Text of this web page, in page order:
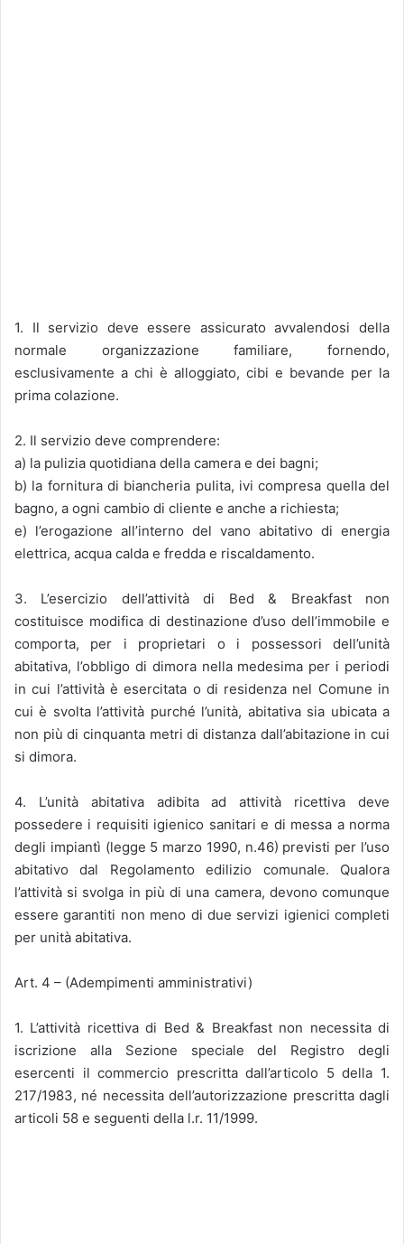
1. Il servizio deve essere assicurato avvalendosi della
normale organizzazione familiare, fornendo,
esclusivamente a chi è alloggiato, cibi e bevande per la
prima colazione.
2. Il servizio deve comprendere:
a) la pulizia quotidiana della camera e dei bagni;
b) la fornitura di biancheria pulita, ivi compresa quella del
bagno, a ogni cambio di cliente e anche a richiesta;
e) l’erogazione all’interno del vano abitativo di energia
elettrica, acqua calda e fredda e riscaldamento.
3. L’esercizio dell’attività di Bed & Breakfast non
costituisce modifica di destinazione d’uso dell’immobile e
comporta, per i proprietari o i possessori dell’unità
abitativa, l’obbligo di dimora nella medesima per i periodi
in cui l’attività è esercitata o di residenza nel Comune in
cui è svolta l’attività purché l’unità, abitativa sia ubicata a
non più di cinquanta metri di distanza dall’abitazione in cui
si dimora.
4. L’unità abitativa adibita ad attività ricettiva deve
possedere i requisiti igienico sanitari e di messa a norma
degli impiantì (legge 5 marzo 1990, n.46) previsti per l’uso
abitativo dal Regolamento edilizio comunale. Qualora
l’attività si svolga in più di una camera, devono comunque
essere garantiti non meno di due servizi igienici completi
per unità abitativa.
Art. 4 – (Adempimenti amministrativi)
1. L’attività ricettiva di Bed & Breakfast non necessita di
iscrizione alla Sezione speciale del Registro degli
esercenti il commercio prescritta dall’articolo 5 della 1.
217/1983, né necessita dell’autorizzazione prescritta dagli
articoli 58 e seguenti della l.r. 11/1999.